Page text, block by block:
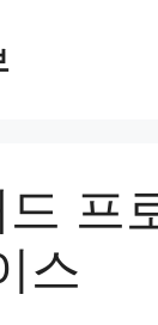
드 프
스